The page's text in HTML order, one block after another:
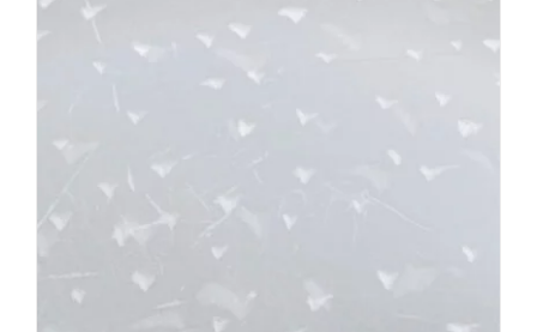
meerdere
Deze
optie
worden
op
productpagina